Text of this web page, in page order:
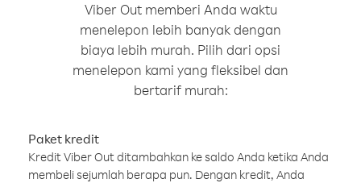
Viber Out memberi Anda waktu
menelepon lebih banyak dengan
biaya lebih murah. Pilih dari opsi
menelepon kami yang fleksibel dan
bertarif murah:
Paket kredit
Kredit Viber Out ditambahkan ke saldo Anda ketika Anda
membeli sejumlah berapa pun. Dengan kredit, Anda